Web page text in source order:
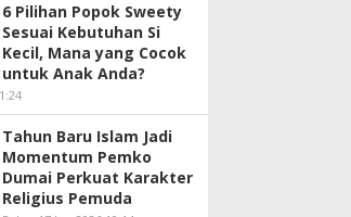
6 Pilihan Popok Sweety
Sesuai Kebutuhan Si
Kecil, Mana yang Cocok
untuk Anak Anda?
Tahun Baru Islam Jadi
Momentum Pemko
Dumai Perkuat Karakter
Religius Pemuda